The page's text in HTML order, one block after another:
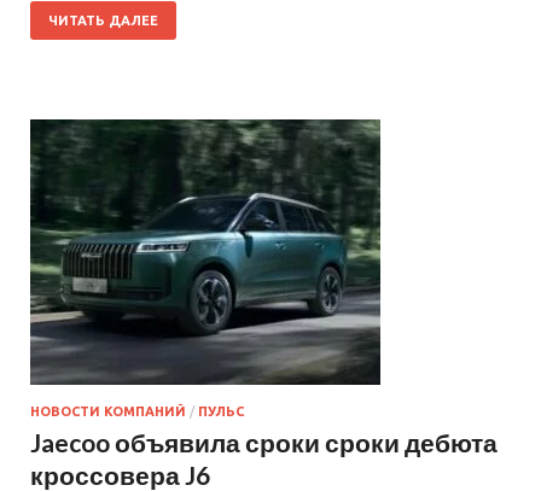
ЧИТАТЬ ДАЛЕЕ
НОВОСТИ КОМПАНИЙ / ПУЛЬС
Jaecoo объявила сроки сроки дебюта
кроссовера J6